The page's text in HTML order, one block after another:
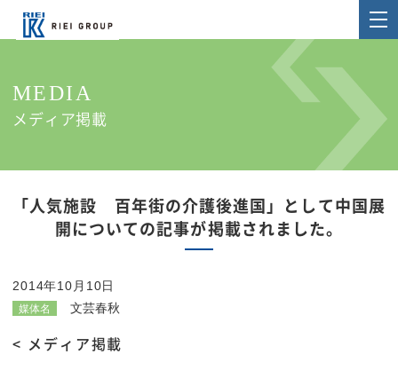
MEDIA
メディア掲載
「人気施設 百年街の介護後進国」として中国展
開についての記事が掲載されました。
2014年10月10日
媒体名 文芸春秋
< メディア掲載